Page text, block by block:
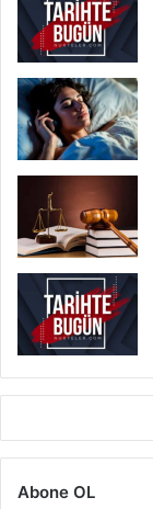
Abone OL